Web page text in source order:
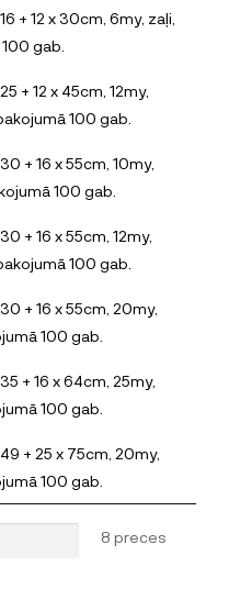
+ 12 x 30cm, 6my, zaļi,
gab.
+ 12 x 45cm, 12my,
100 gab.
+ 16 x 55cm, 10my,
100 gab.
+ 16 x 55cm, 12my,
100 gab.
+ 16 x 55cm, 20my,
100 gab.
+ 16 x 64cm, 25my,
100 gab.
+ 25 x 75cm, 20my,
100 gab.
8 preces